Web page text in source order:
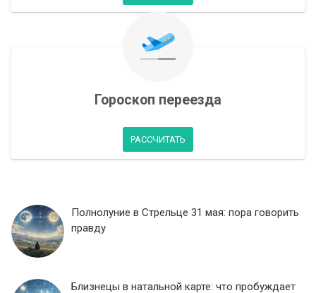
Гороскоп переезда
РАССЧИТАТЬ
Полнолуние в Стрельце 31 мая: пора говорить
правду
Близнецы в натальной карте: что пробуждает